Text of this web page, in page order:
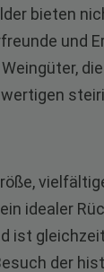
bieten
und
idealer
ist
der